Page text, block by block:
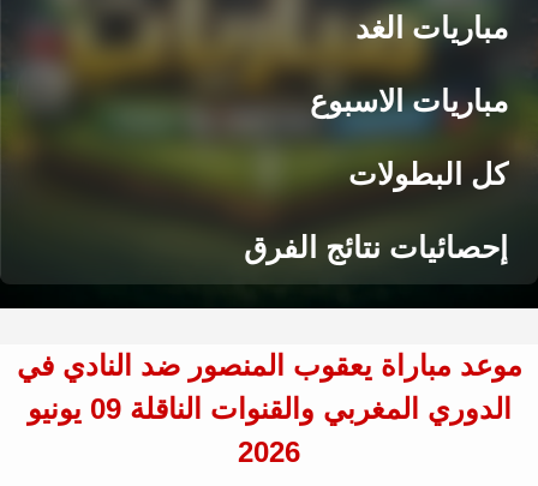
مباريات الغد
مباريات الاسبوع
كل البطولات
إحصائيات نتائج الفرق
موعد مباراة يعقوب المنصور ضد النادي في
الدوري المغربي والقنوات الناقلة 09 يونيو
2026